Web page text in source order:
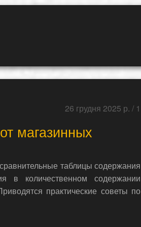
26 грудня 2025 р. / 1
магазинных
таблицы содержания
в количественном содержании
практические советы по